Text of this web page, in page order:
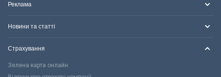
Реклама
Новини та статті
Страхування
Зелена карта онлайн